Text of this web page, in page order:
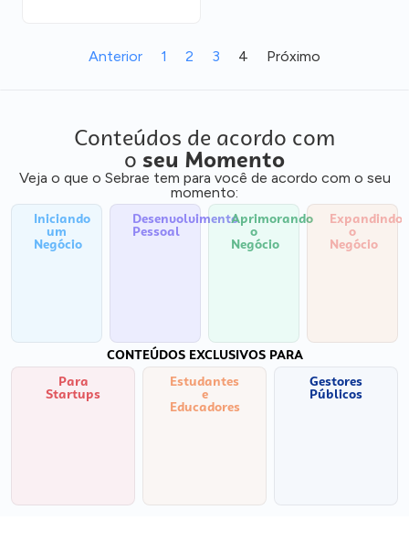
Anterior 1 2 3 4 Próximo
Conteúdos de acordo com
o seu Momento
Veja o que o Sebrae tem para você de acordo com o seu
momento:
Iniciando
um
Negócio
Desenvolvimento
Pessoal
Aprimorando
o
Negócio
Expandindo
o
Negócio
CONTEÚDOS EXCLUSIVOS PARA
Para
Startups
Estudantes
e
Educadores
Gestores
Públicos